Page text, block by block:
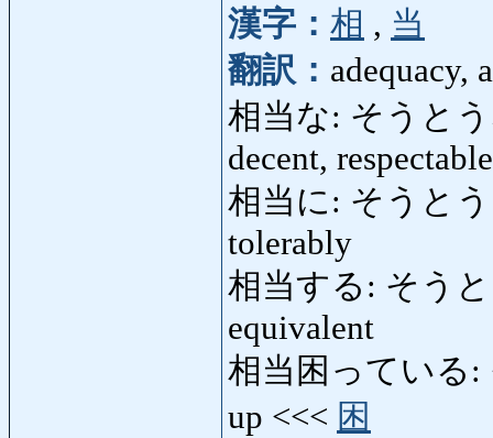
漢字： 相 , 当
翻訳： adequacy,
相当な: そうとう
decent, respectable
相当に: そうとう
tolerably
相当する: そうと
equivalent
相当困っている:
up <<< 困